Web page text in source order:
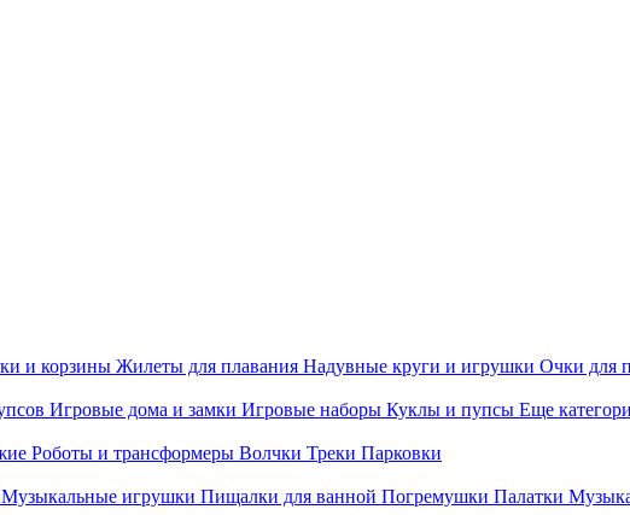
и корзины Жилеты для плавания Надувные круги и игрушки Очки для
Игровые дома и замки Игровые наборы Куклы и пупсы Еще
Роботы и трансформеры Волчки Треки Парковки
Музыкальные игрушки Пищалки для ванной Погремушки Палатки